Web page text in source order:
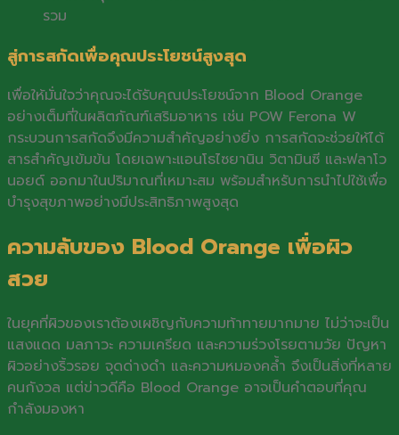
รวม
สู่การสกัดเพื่อคุณประโยชน์สูงสุด
เพื่อให้มั่นใจว่าคุณจะได้รับคุณประโยชน์จาก Blood Orange
อย่างเต็มที่ในผลิตภัณฑ์เสริมอาหาร เช่น POW Ferona W
กระบวนการสกัดจึงมีความสำคัญอย่างยิ่ง การสกัดจะช่วยให้ได้
สารสำคัญเข้มข้น โดยเฉพาะแอนโธไซยานิน วิตามินซี และฟลาโว
นอยด์ ออกมาในปริมาณที่เหมาะสม พร้อมสำหรับการนำไปใช้เพื่อ
บำรุงสุขภาพอย่างมีประสิทธิภาพสูงสุด
ความลับของ Blood Orange เพื่อผิว
สวย
ในยุคที่ผิวของเราต้องเผชิญกับความท้าทายมากมาย ไม่ว่าจะเป็น
แสงแดด มลภาวะ ความเครียด และความร่วงโรยตามวัย ปัญหา
ผิวอย่างริ้วรอย จุดด่างดำ และความหมองคล้ำ จึงเป็นสิ่งที่หลาย
คนกังวล แต่ข่าวดีคือ Blood Orange อาจเป็นคำตอบที่คุณ
กำลังมองหา